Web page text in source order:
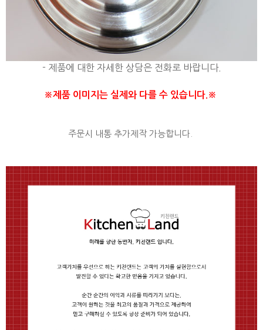
- 제품에 대한 자세한 상담은 전화로 바랍니다.
※제품 이미지는 실제와 다를 수 있습니다.※
주문시 내통 추가제작 가능합니다.